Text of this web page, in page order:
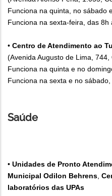
Funciona na quinta, no sábado
Funciona na sexta-feira, das 8h
• Centro de Atendimento ao
(Avenida Augusto de Lima, 744,
Funciona na quinta e no
Funciona na sexta e no
Saúde
• Unidades de Pronto
Municipal Odilon Behrens,
laboratórios das UPAs